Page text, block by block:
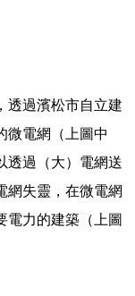
透過濱松市自立建
微電網（上圖中
透過（大）電網送
網失靈，在微電網
電力的建築（上圖